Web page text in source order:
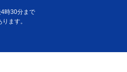
時30分まで
ます。